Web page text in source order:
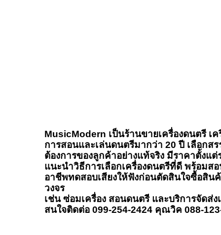
MusicModern เป็นร้านขายเครื่องดนตรี เ
การสอนและเล่นดนตรีมากว่า 20 ปี เลือก
ต้องการของลูกค้าอย่างแท้จริง มีราคาตั้งแ
แนะนำวิธีการเลือกเครื่องดนตรีที่ดี พร้อม
อาชีพทดสอบเสียงให้ฟังก่อนตัดสินใจซื้อสิ
วงจร
เช่น ซ่อมเครื่อง สอนดนตรี และบริการจัดส่
สนใจติดต่อ 099-254-2424 คุณวิค 088-